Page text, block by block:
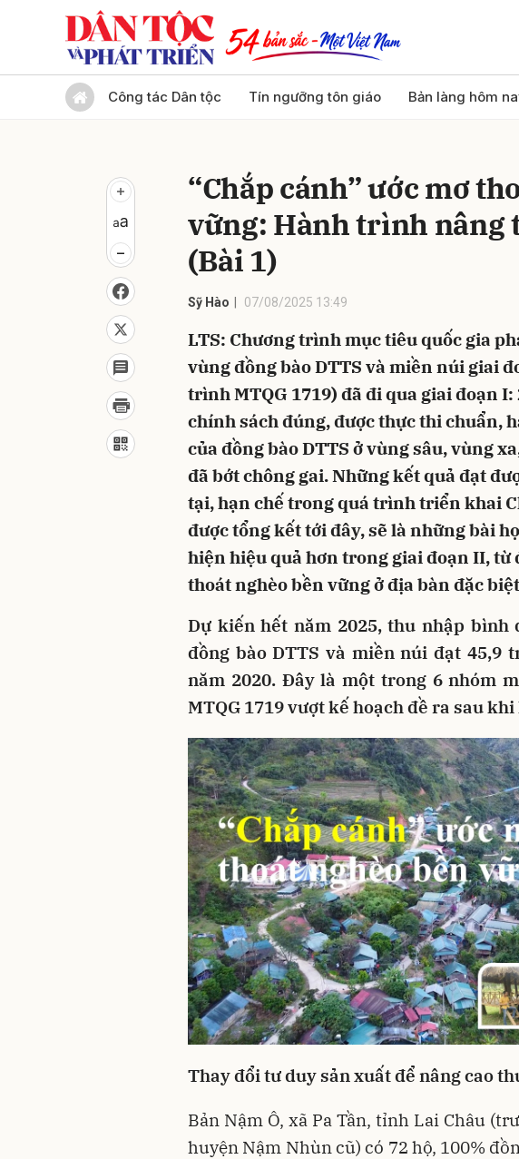
Công tác Dân tộc Tín ngưỡng tôn giáo Bản làng hôm
“Chắp cánh” ước mơ
vững: Hành trình nâng
(Bài 1)
Sỹ Hào 07/08/2025 13:49
LTS: Chương trình mục tiêu quốc gia
vùng đồng bào DTTS và miền núi giai
trình MTQG 1719) đã đi qua giai đoạn I:
chính sách đúng, được thực thi chuẩn,
của đồng bào DTTS ở vùng sâu, vùng
đã bớt chông gai. Những kết quả đạt
tại, hạn chế trong quá trình triển khai
được tổng kết tới đây, sẽ là những bài
hiện hiệu quả hơn trong giai đoạn II, từ
thoát nghèo bền vững ở địa bàn đặc
Dự kiến hết năm 2025, thu nhập bình
đồng bào DTTS và miền núi đạt 45,9
năm 2020. Đây là một trong 6 nhóm
MTQG 1719 vượt kế hoạch đề ra sau
Thay đổi tư duy sản xuất để nâng cao
Bản Nậm Ô, xã Pa Tần, tỉnh Lai Châu
huyện Nậm Nhùn cũ) có 72 hộ, 100%
Gửi bình luận